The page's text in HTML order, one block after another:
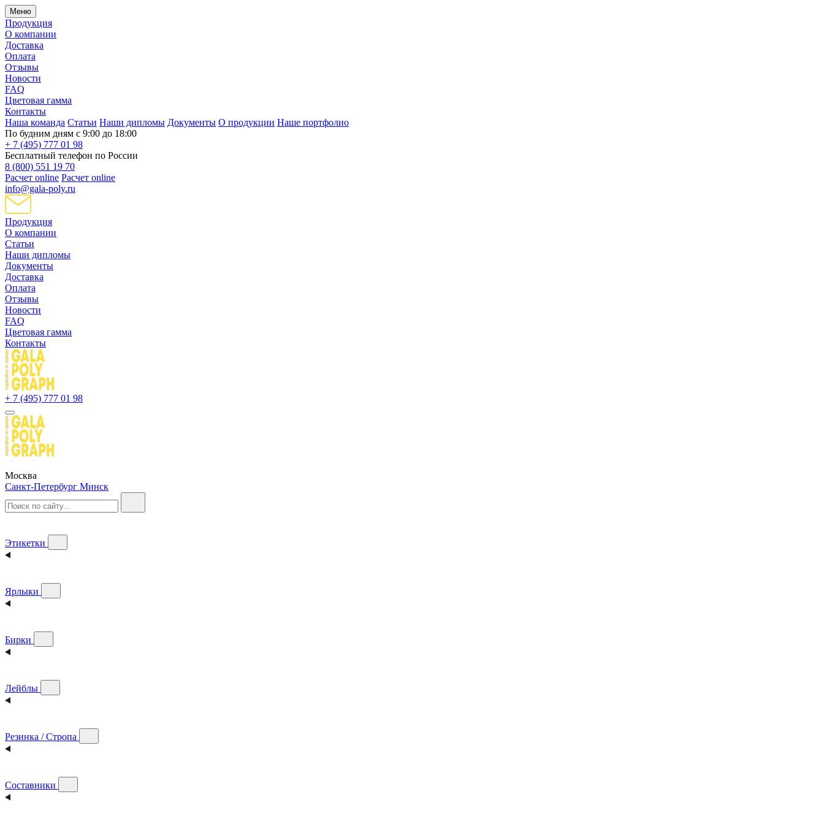
Меню
Продукция
О компании
Доставка
Оплата
Отзывы
Новости
FAQ
Цветовая гамма
Контакты
Наша команда Статьи Наши дипломы Документы О продукции Наше портфолио
По будним дням с 9:00 до 18:00
+ 7 (495) 777 01 98
Бесплатный телефон по России
8 (800) 551 19 70
Расчет online Расчет online
info@gala-poly.ru
Продукция
О компании
Статьи
Наши дипломы
Документы
Доставка
Оплата
Отзывы
Новости
FAQ
Цветовая гамма
Контакты
+ 7 (495) 777 01 98
Москва
Санкт-Петербург Минск
Этикетки
Ярлыки
Бирки
Лейблы
Резинка / Стропа
Составники